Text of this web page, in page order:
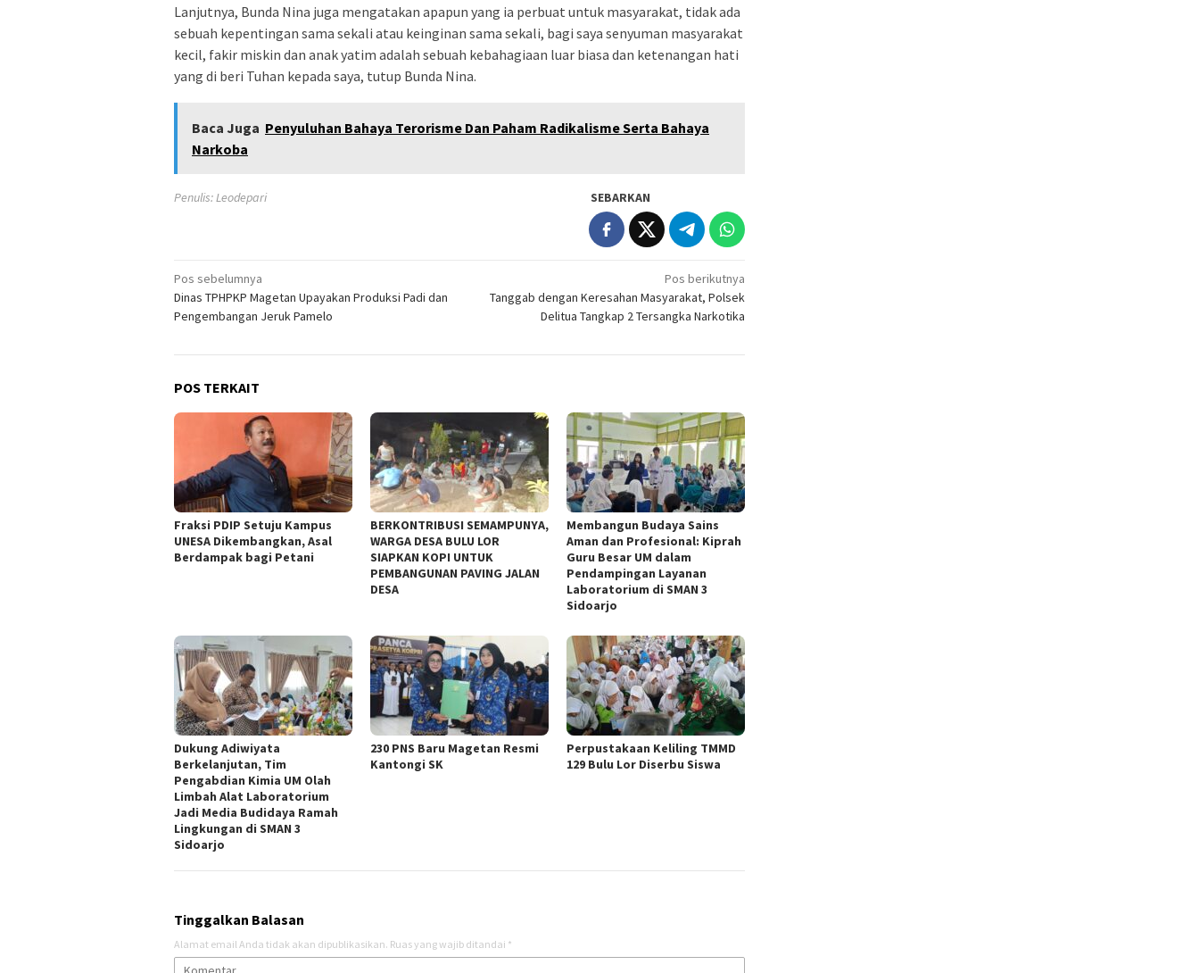
Lanjutnya, Bunda Nina juga mengatakan apapun yang ia perbuat untuk masyarakat, tidak ada
sebuah kepentingan sama sekali atau keinginan sama sekali, bagi saya senyuman masyarakat
kecil, fakir miskin dan anak yatim adalah sebuah kebahagiaan luar biasa dan ketenangan hati
yang di beri Tuhan kepada saya, tutup Bunda Nina.
Baca Juga Penyuluhan Bahaya Terorisme Dan Paham Radikalisme Serta Bahaya
Narkoba
Penulis: Leodepari SEBARKAN
Navigasi
pos
Pos sebelumnya
Dinas TPHPKP Magetan Upayakan Produksi Padi dan
Pengembangan Jeruk Pamelo
Pos berikutnya
Tanggab dengan Keresahan Masyarakat, Polsek
Delitua Tangkap 2 Tersangka Narkotika
POS TERKAIT
Fraksi PDIP Setuju Kampus
UNESA Dikembangkan, Asal
Berdampak bagi Petani
BERKONTRIBUSI SEMAMPUNYA,
WARGA DESA BULU LOR
SIAPKAN KOPI UNTUK
PEMBANGUNAN PAVING JALAN
DESA
Membangun Budaya Sains
Aman dan Profesional: Kiprah
Guru Besar UM dalam
Pendampingan Layanan
Laboratorium di SMAN 3
Sidoarjo
Dukung Adiwiyata
Berkelanjutan, Tim
Pengabdian Kimia UM Olah
Limbah Alat Laboratorium
Jadi Media Budidaya Ramah
Lingkungan di SMAN 3
Sidoarjo
230 PNS Baru Magetan Resmi
Kantongi SK
Perpustakaan Keliling TMMD
129 Bulu Lor Diserbu Siswa
Tinggalkan Balasan
Alamat email Anda tidak akan dipublikasikan. Ruas yang wajib ditandai *